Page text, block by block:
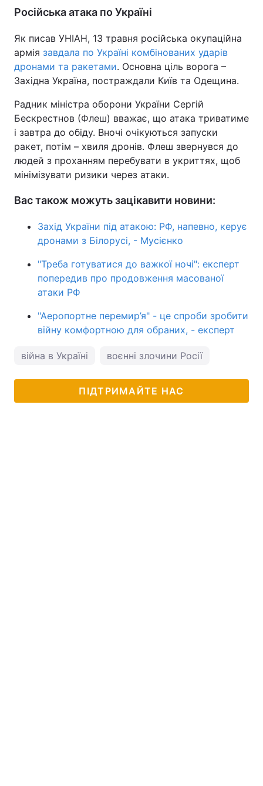
Російська атака по Україні
Як писав УНІАН, 13 травня російська окупаційна
армія завдала по Україні комбінованих ударів
дронами та ракетами. Основна ціль ворога –
Західна Україна, постраждали Київ та Одещина.
Радник міністра оборони України Сергій
Бескрестнов (Флеш) вважає, що атака триватиме
і завтра до обіду. Вночі очікуються запуски
ракет, потім – хвиля дронів. Флеш звернувся до
людей з проханням перебувати в укриттях, щоб
мінімізувати ризики через атаки.
Вас також можуть зацікавити новини:
Захід України під атакою: РФ, напевно, керує
дронами з Білорусі, - Мусієнко
"Треба готуватися до важкої ночі": експерт
попередив про продовження масованої
атаки РФ
"Аеропортне перемир’я" - це спроби зробити
війну комфортною для обраних, - експерт
війна в Україні воєнні злочини Росії
ПІДТРИМАЙТЕ НАС